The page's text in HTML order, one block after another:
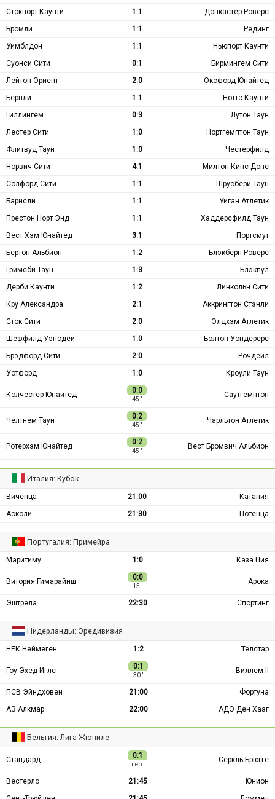
Стокпорт Каунти
1:1
Донкастер Роверс
Бромли
1:1
Рединг
Уимблдон
1:1
Ньюпорт Каунти
Суонси Сити
0:1
Бирмингем Сити
Лейтон Ориент
2:0
Оксфорд Юнайтед
Бёрнли
1:1
Ноттс Каунти
Гиллингем
0:3
Лутон Таун
Лестер Сити
1:0
Нортгемптон Таун
Флитвуд Таун
1:0
Честерфилд
Норвич Сити
4:1
Милтон-Кинс Донс
Солфорд Сити
1:1
Шрусбери Таун
Барнсли
1:1
Уиган Атлетик
Престон Норт Энд
1:1
Хаддерсфилд Таун
Вест Хэм Юнайтед
3:1
Портсмут
Бёртон Альбион
1:2
Блэкберн Роверс
Гримсби Таун
1:3
Блэкпул
Дерби Каунти
1:2
Линкольн Сити
Кру Александра
2:1
Аккрингтон Стэнли
Сток Сити
2:0
Олдхэм Атлетик
Шеффилд Уэнсдей
1:0
Болтон Уондерерс
Брэдфорд Сити
2:0
Рочдейл
Уотфорд
1:0 Кроули Таун
Колчестер Юнайтед 0:0
45 ′
Саутгемптон
Челтнем Таун 0:2
45 ′
Чарльтон Атлетик
Ротерхэм Юнайтед 0:2
45 ′
Вест Бромвич Альбион
Италия: Кубок
Виченца 21:00
Катания
Асколи
21:30 Потенца
Португалия: Примейра
Маритиму 1:0 Каза Пия
Витория Гимарайнш 0:0
15 ′
Арока
Эштрела 22:30 Спортинг
Нидерланды: Эредивизия
НЕК Неймеген 1:2 Телстар
Гоу Эхед Иглс 0:1
30 ′
Виллем II
ПСВ Эйндховен 21:00
Фортуна
АЗ Алкмар
22:00 АДО Ден Хааг
Бельгия: Лига Жюпиле
Стандард 0:1
пер.
Серкль Брюгге
Вестерло 21:45
Юнион